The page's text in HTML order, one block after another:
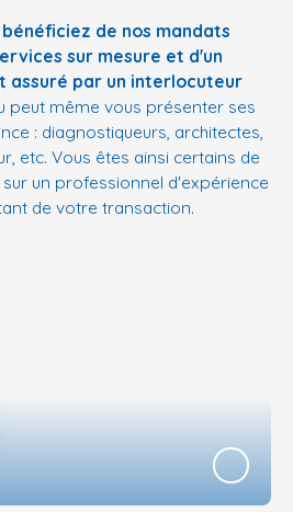
de nos mandats
sur mesure et d'un
assuré par un interlocuteur
peut même vous présenter ses
: diagnostiqueurs, architectes,
etc. Vous êtes ainsi certains de
un professionnel d'expérience
de votre transaction.